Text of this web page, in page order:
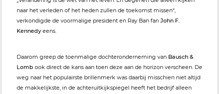
naar het verleden of het heden zullen de toekomst missen“,
verkondigde de voormalige president en Ray Ban fan John F.
Kennedy eens.
Daarom greep de toenmalige dochteronderneming van Bausch &
Lomb ook direct de kans aan toen deze aan de horizon verscheen. De
weg naar het populairste brillenmerk was daarbij misschien niet altijd
de makkelijkste, in de achteruitkijkspiegel heeft het bedrijf alleen